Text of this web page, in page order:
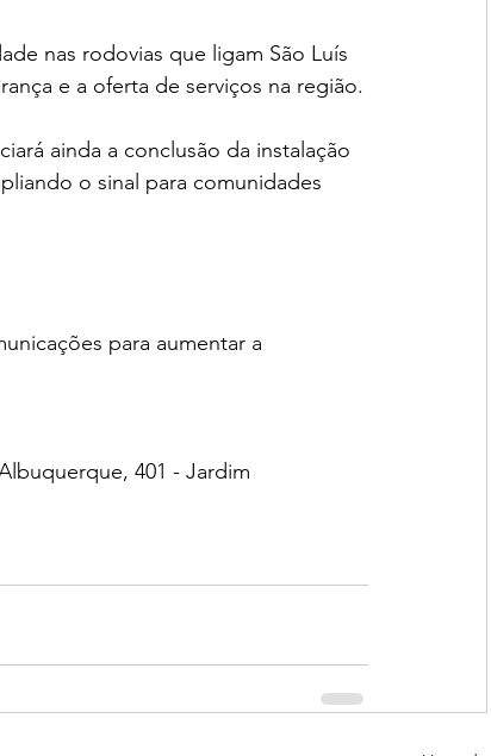
nas rodovias que ligam São Luís
e a oferta de serviços na região.
ainda a conclusão da instalação
o sinal para comunidades
para aumentar a
401 - Jardim